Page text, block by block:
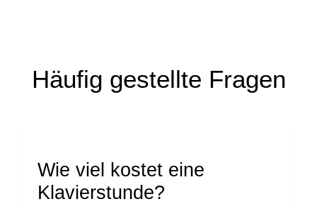
Häufig gestellte Fragen
Wie viel kostet eine
Klavierstunde?